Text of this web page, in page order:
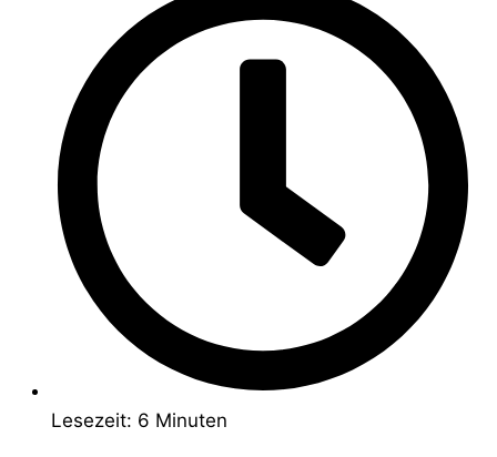
Lesezeit: 6 Minuten